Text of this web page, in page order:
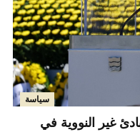
سياسة
غير النووية في